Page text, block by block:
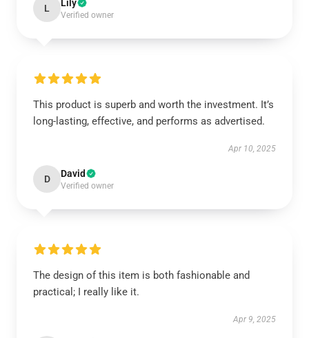
L Lily
Verified owner
This product is superb and worth the investment. It’s
long-lasting, effective, and performs as advertised.
Apr 10, 2025
D David
Verified owner
The design of this item is both fashionable and
practical; I really like it.
Apr 9, 2025